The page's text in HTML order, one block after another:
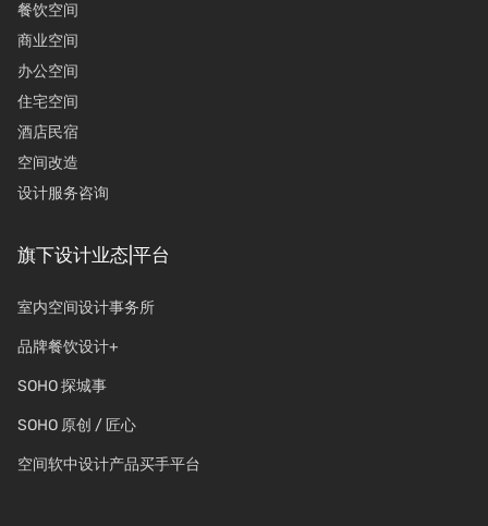
餐饮空间
商业空间
办公空间
住宅空间
酒店民宿
空间改造
设计服务咨询
旗下设计业态|平台
室内空间设计事务所
品牌餐饮设计+
SOHO 探城事
SOHO 原创 / 匠心
空间软中设计产品买手平台